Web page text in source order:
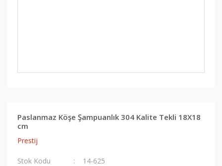
Paslanmaz Köşe Şampuanlık 304 Kalite Tekli 18X18
cm
Prestij
Stok Kodu
14-625